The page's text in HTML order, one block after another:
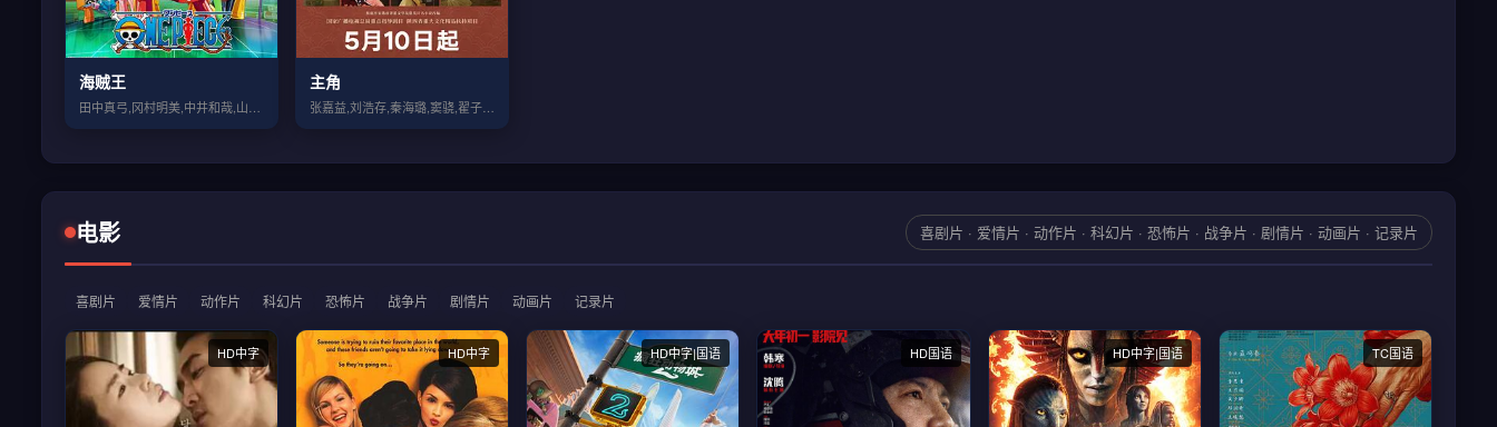
海贼王
田中真弓,冈村明美,中井和哉,山口胜平,...
主角
张嘉益,刘浩存,秦海璐,窦骁,翟子路,王...
电影 喜剧片 · 爱情片 · 动作片 · 科幻片 · 恐怖片 · 战争片 · 剧情片 · 动画片 · 记录片
喜剧片 爱情片 动作片 科幻片 恐怖片 战争片 剧情片 动画片 记录片
HD中字 HD中字 HD中字|国语 HD国语 HD中字|国语 TC国语